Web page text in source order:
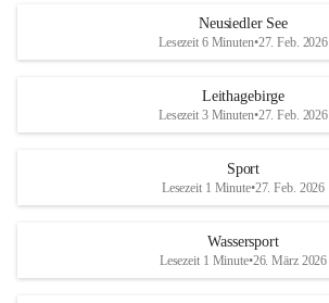
S
und den daraus folgenden wirtschaftlichen
Maßnahmen zur Bekämpfung
Rebe und der Amerikanischen
Anhang VBl. EU Nr. 18
1 Seite•1,4 MB
r
S
Neusiedler See
Lesezeit 6 Minuten•27. Feb. 2026
Leithagebirge
Lesezeit 3 Minuten•27. Feb. 2026
Sport
Lesezeit 1 Minute•27. Feb. 2026
Wassersport
Lesezeit 1 Minute•26. März 2026